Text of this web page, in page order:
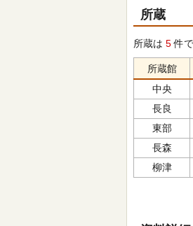
所蔵
所蔵は 5件
所蔵館
中央
長良
東部
長森
柳津